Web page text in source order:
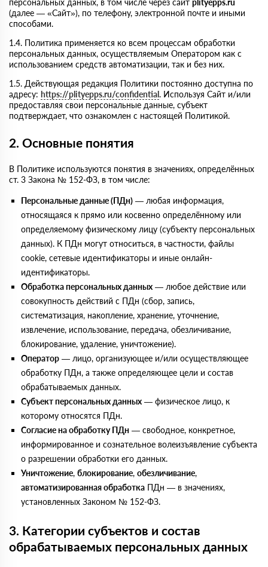
персональных данных, в том числе через сайт plityepps.ru
(далее — «Сайт»), по телефону, электронной почте и иными
способами.
1.4. Политика применяется ко всем процессам обработки
персональных данных, осуществляемым Оператором как с
использованием средств автоматизации, так и без них.
1.5. Действующая редакция Политики постоянно доступна по
адресу: https://plityepps.ru/confidential. Используя Сайт и/или
предоставляя свои персональные данные, субъект
подтверждает, что ознакомлен с настоящей Политикой.
2. Основные понятия
В Политике используются понятия в значениях, определённых
ст. 3 Закона № 152-ФЗ, в том числе:
Персональные данные (ПДн) — любая информация,
относящаяся к прямо или косвенно определённому или
определяемому физическому лицу (субъекту персональных
данных). К ПДн могут относиться, в частности, файлы
cookie, сетевые идентификаторы и иные онлайн-
идентификаторы.
Обработка персональных данных — любое действие или
совокупность действий с ПДн (сбор, запись,
систематизация, накопление, хранение, уточнение,
извлечение, использование, передача, обезличивание,
блокирование, удаление, уничтожение).
Оператор — лицо, организующее и/или осуществляющее
обработку ПДн, а также определяющее цели и состав
обрабатываемых данных.
Субъект персональных данных — физическое лицо, к
которому относятся ПДн.
Согласие на обработку ПДн — свободное, конкретное,
информированное и сознательное волеизъявление субъекта
о разрешении обработки его данных.
Уничтожение, блокирование, обезличивание,
автоматизированная обработка ПДн — в значениях,
установленных Законом № 152-ФЗ.
3. Категории субъектов и состав
обрабатываемых персональных данных